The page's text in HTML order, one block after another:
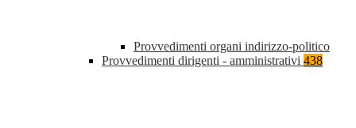
Provvedimenti organi indirizzo-politico
Provvedimenti dirigenti - amministrativi 438